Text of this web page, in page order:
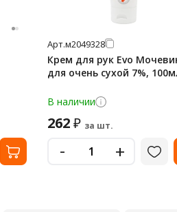
Арт.м2049328
Крем для рук Evo
для очень сухой 7%,
В наличии
262₽ за шт.
- +